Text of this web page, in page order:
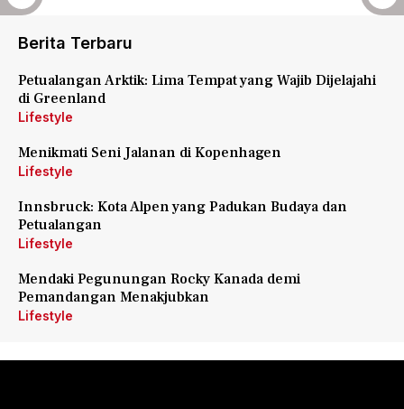
Berita Terbaru
Petualangan Arktik: Lima Tempat yang Wajib Dijelajahi
di Greenland
Lifestyle
Menikmati Seni Jalanan di Kopenhagen
Lifestyle
Innsbruck: Kota Alpen yang Padukan Budaya dan
Petualangan
Lifestyle
Mendaki Pegunungan Rocky Kanada demi
Pemandangan Menakjubkan
Lifestyle